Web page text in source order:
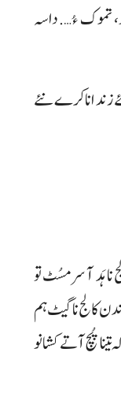
تموک ءُ…. داسہ
انا کرے نئے
ہَد آ سر مسُٹ تو
کالج نا گیٹ ہم
پُچ آتے کشانو